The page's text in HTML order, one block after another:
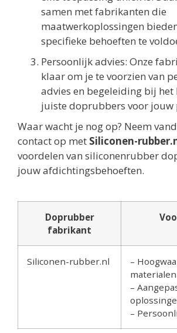
samen met fabrikanten die
maatwerkoplossingen
specifieke behoeften te
Persoonlijk advies: Onze
klaar om je te voorzien van
advies en begeleiding bij het
juiste doprubbers voor jouw
Waar wacht je nog op? Neem
contact op met Siliconen-
voordelen van siliconenrubber
jouw afdichtingsbehoeften.
Doprubber
fabrikant
Siliconen-rubber.nl
–
materialen
–
–